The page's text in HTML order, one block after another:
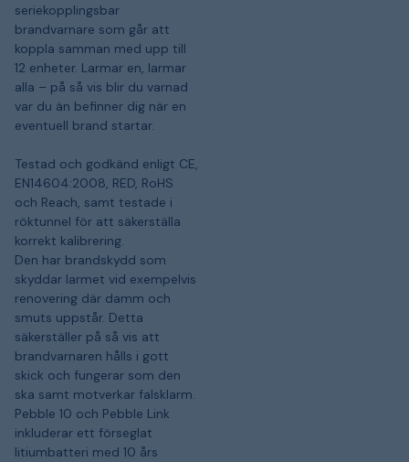
seriekopplingsbar
brandvarnare som går att
koppla samman med upp till
12 enheter. Larmar en, larmar
alla – på så vis blir du varnad
var du än befinner dig när en
eventuell brand startar.
Testad och godkänd enligt CE,
EN14604:2008, RED, RoHS
och Reach, samt testade i
röktunnel för att säkerställa
korrekt kalibrering.
Den har brandskydd som
skyddar larmet vid exempelvis
renovering där damm och
smuts uppstår. Detta
säkerställer på så vis att
brandvarnaren hålls i gott
skick och fungerar som den
ska samt motverkar falsklarm.
Pebble 10 och Pebble Link
inkluderar ett förseglat
litiumbatteri med 10 års